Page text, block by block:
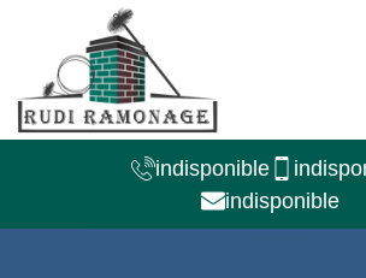
indisponible
indisponible